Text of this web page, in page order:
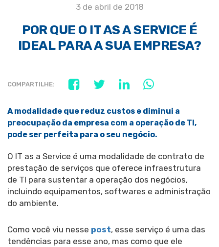
3 de abril de 2018
POR QUE O IT AS A SERVICE É
IDEAL PARA A SUA EMPRESA?
COMPARTILHE:
A modalidade que reduz custos e diminui a
preocupação da empresa com a operação de TI,
pode ser perfeita para o seu negócio.
O IT as a Service é uma modalidade de contrato de
prestação de serviços que oferece infraestrutura
de TI para sustentar a operação dos negócios,
incluindo equipamentos, softwares e administração
do ambiente.
Como você viu nesse post, esse serviço é uma das
tendências para esse ano, mas como que ele